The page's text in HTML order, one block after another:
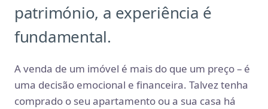
património, a experiência é
fundamental.
A venda de um imóvel é mais do que um preço – é
uma decisão emocional e financeira. Talvez tenha
comprado o seu apartamento ou a sua casa há